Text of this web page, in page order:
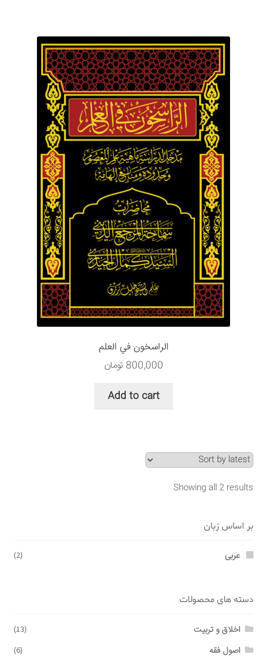
الراسخون في العلم
800,000 تومان
Add to cart
Showing all 2 results
بر اساس زبان
عربی (2)
دسته های محصولات
اخلاق و تربیت (13)
اصول فقه (6)